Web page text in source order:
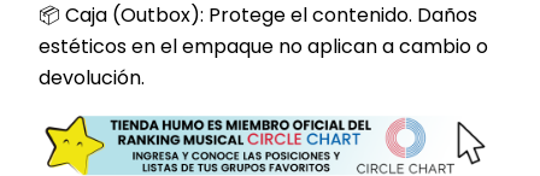
📦 Caja (Outbox): Protege el contenido. Daños
estéticos en el empaque no aplican a cambio o
devolución.